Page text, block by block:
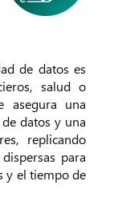
de datos es
salud o
asegura una
datos y una
replicando
para
y el tiempo de